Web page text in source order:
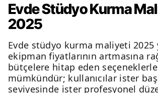
Evde Stüdyo Kurma
2025
Evde stüdyo kurma maliyeti 2025
ekipman fiyatlarının artmasına
bütçelere hitap eden seçeneklerle
mümkündür; kullanıcılar ister
seviyesinde ister profesyonel